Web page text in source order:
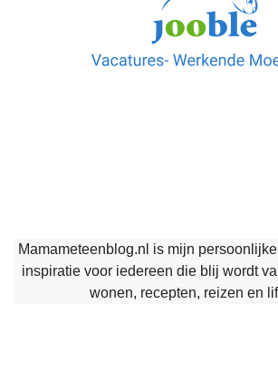
Mamameteenblog.nl is mijn
inspiratie voor iedereen die blij wordt
wonen, recepten, reizen en